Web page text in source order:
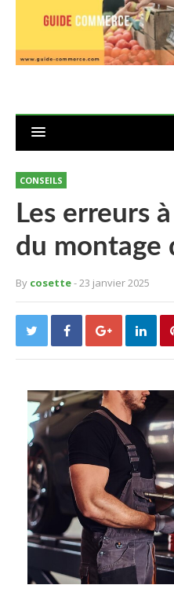
CONSEILS
Les erreurs
du montage
By cosette- 23 janvier 2025